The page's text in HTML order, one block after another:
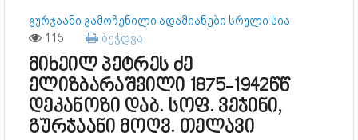
გურჯაანი გამოჩენილი ადამიანები სრული სია
115 ბეჭდვა
მიხეილ პეტრეს ძე
ელიზბარაშვილი 1875-1942წწ
დეკანოზი დაბ. სოფ. ვეჯინი,
გურჯაანი მოღვ. თელავი